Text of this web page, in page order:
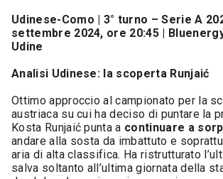
Udinese-Como | 3° turno – Serie A
settembre 2024, ore 20:45 |
Udine
Analisi Udinese: la scoperta Runjaić
Ottimo approccio al campionato per la
austriaca su cui ha deciso di puntare la
Kosta Runjaić punta a continuare a
andare alla sosta da imbattuto e
aria di alta classifica. Ha ristrutturato
salva soltanto all’ultima giornata della